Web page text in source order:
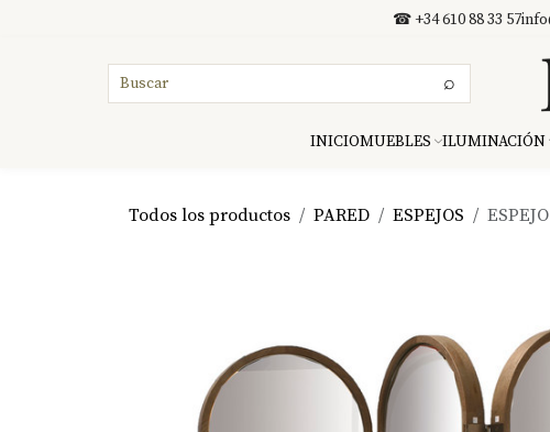
☎ +34 610 88 33 57
⌕
INICIOMUEBLES ILUMINACIÓN
Todos los productos PARED ESPEJOS